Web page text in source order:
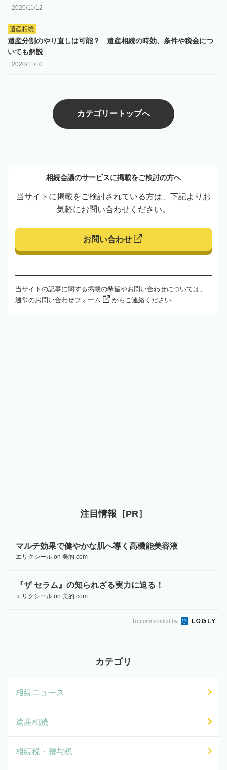
2020/11/12
遺産相続
遺産分割のやり直しは可能？ 遺産相続の時効、条件や税金につ
いても解説
2020/11/10
カテゴリートップへ
相続会議のサービスに掲載をご検討の方へ
当サイトに掲載をご検討されている方は、下記よりお
気軽にお問い合わせください。
お問い合わせ
当サイトの記事に関する掲載の希望やお問い合わせについては、
通常のお問い合わせフォーム からご連絡ください
注目情報［PR］
マルチ効果で健やかな肌へ導く高機能美容液
エリクシール on 美的.com
『ザ セラム』の知られざる実力に迫る！
エリクシール on 美的.com
Recommended by
カテゴリ
相続ニュース
遺産相続
相続税・贈与税